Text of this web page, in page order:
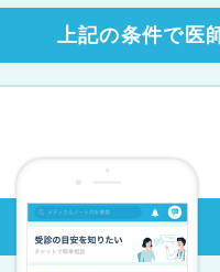
上記の条件で医